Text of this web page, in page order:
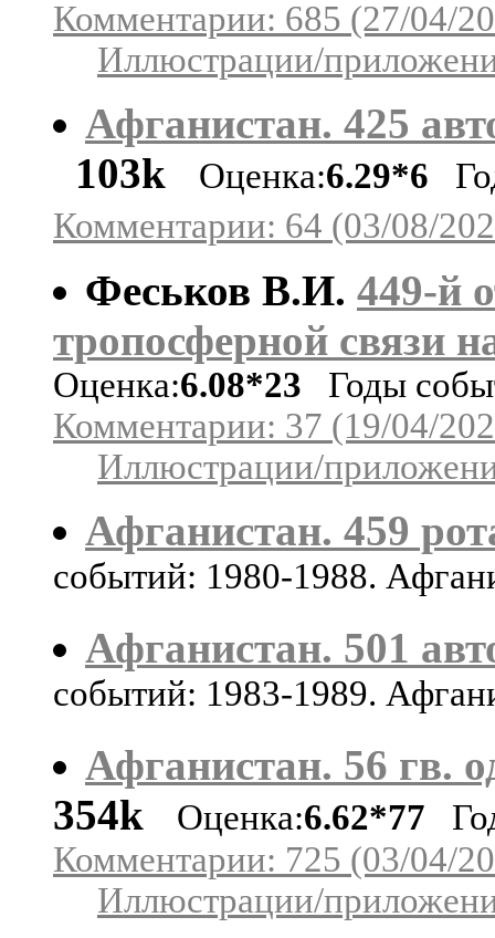
Комментарии: 685 (27/04/
Иллюстрации/
Афганистан. 425
103k
Оценка:6.29*6
Комментарии: 64 (03/08/
Феськов В.И. 449-й
тропосферной связи
Оценка:6.08*23 Годы
Комментарии: 37 (19/04/
Иллюстрации/
Афганистан. 459
событий: 1980-1988.
Афганистан. 501
событий: 1983-1989.
Афганистан. 56 гв.
354k
Оценка:6.62*77
Комментарии: 725 (03/04/
Иллюстрации/